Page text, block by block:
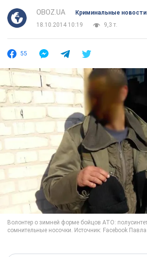
OBOZ.UA
Криминальные новости
18.10.2014 10:19
9,3 т.
55